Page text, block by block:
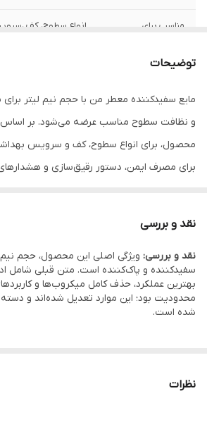
مناسب برای انواع سطوح، کف
توضیحات
مایع سفیدکننده معطر من با حجم نیم لیتر برای
و نظافت سطوح مناسب عرضه می‌شود. بر
محصول، برای انواع سطوح، کف و سرویس
برای مصرف ایمن، دستور رقیق‌سازی و
نقد و بررسی
نقد و بررسی: ویژگی اصلی این محصول، حجم نیم
سفیدکننده و پاک‌کننده است. متن قبلی شامل
بهترین عملکرد، حذف کامل میکروب‌ها و
محدودیت بود؛ این موارد تعدیل شده‌اند و
شده است.
نظرات